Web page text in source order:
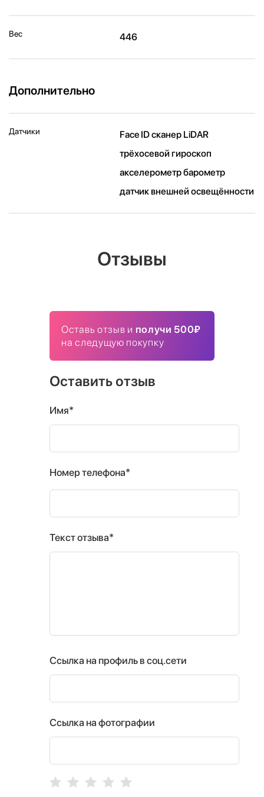
Вес 446
Дополнительно
Датчики
Face ID сканер LiDAR
трёхосевой гироскоп
акселерометр барометр
датчик внешней освещённости
Отзывы
Оставь отзыв и получи 500₽
на следущую покупку
Оставить отзыв
Имя*
Номер телефона*
Текст отзыва*
Ссылка на профиль в соц.сети
Ссылка на фотографии